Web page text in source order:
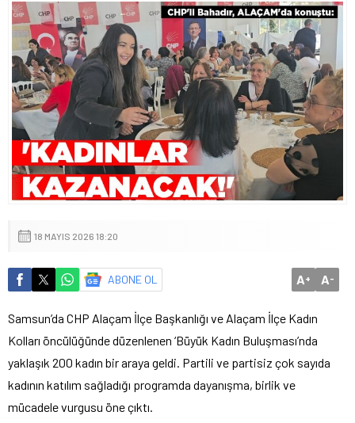
18 MAYIS 2026 18:20
ABONE OL A+ A-
Samsun’da CHP Alaçam İlçe Başkanlığı ve Alaçam İlçe Kadın
Kolları öncülüğünde düzenlenen ‘Büyük Kadın Buluşması’nda
yaklaşık 200 kadın bir araya geldi. Partili ve partisiz çok sayıda
kadının katılım sağladığı programda dayanışma, birlik ve
mücadele vurgusu öne çıktı.